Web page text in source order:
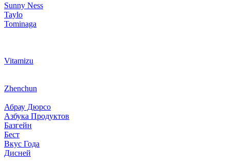
Sunny Ness
Taylo
Tominaga
Vitamizu
Zhenchun
Абрау Дюрсо
Азбука Продуктов
Базгейн
Бест
Вкус Года
Дисней